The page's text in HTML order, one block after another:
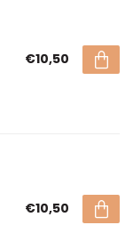
€10,50
€10,50